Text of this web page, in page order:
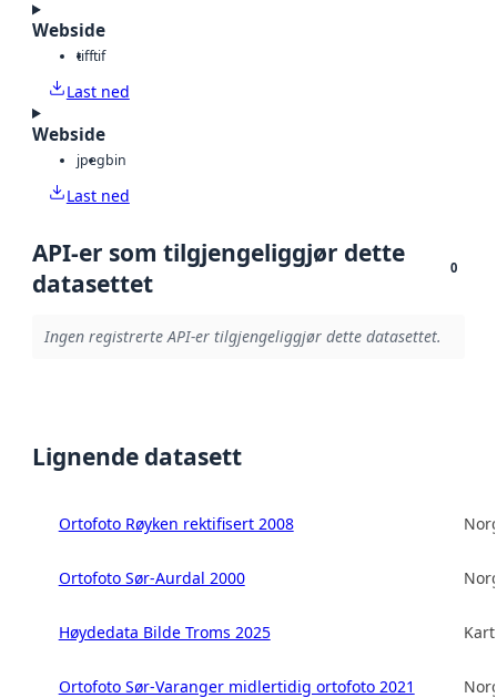
Webside
tifftif
Last ned
Webside
jpegbin
Last ned
API-er som tilgjengeliggjør dette
datasettet
0
Ingen registrerte API-er tilgjengeliggjør dette datasettet.
Lignende datasett
Ortofoto Røyken rektifisert 2008
Ortofoto Sør-Aurdal 2000
Høydedata Bilde Troms 2025
Ortofoto Sør-Varanger midlertidig ortofoto 2021